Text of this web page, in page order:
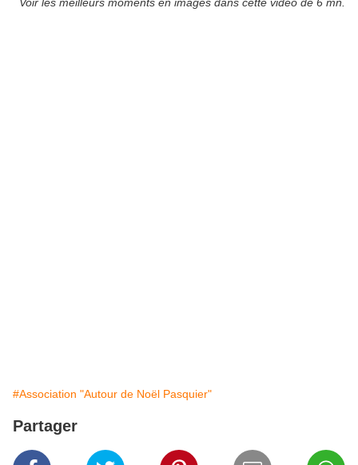
#Association "Autour de Noël Pasquier"
Partager